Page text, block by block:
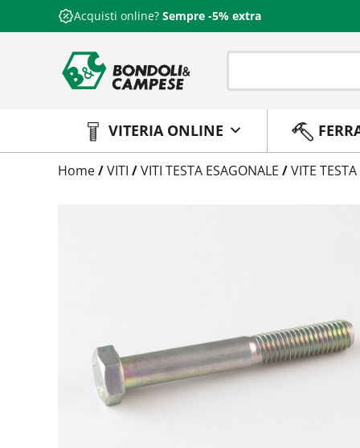
Acquisti online? Sempre -5% extra
VITERIA ONLINE
TrattamentoHome/VITI /VITI TESTA ESAGONALE /VITE